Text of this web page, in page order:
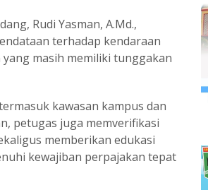
Rudi Yasman, A.Md.,
terhadap kendaraan
masih memiliki tunggakan
kawasan kampus dan
petugas juga memverifikasi
memberikan edukasi
kewajiban perpajakan tepat